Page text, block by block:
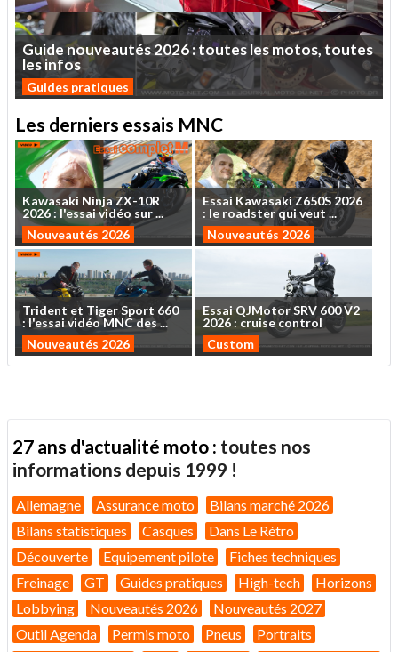
Guidenouveautés2026:touteslesmotos,toutes
lesinfos
Guides pratiques
Les derniers essais MNC
Kawasaki NinjaZX-10R
2026: l'essaividéo sur...
Nouveautés 2026
Essai KawasakiZ650S 2026
: le roadsterquiveut ...
Nouveautés 2026
Trident et TigerSport 660
: l'essaividéoMNCdes...
Nouveautés 2026
EssaiQJMotorSRV 600V2
2026 : cruise control
Custom
27 ans d'actualité moto : toutes nos
informations depuis 1999 !
Allemagne Assurance moto
Bilans marché 2026
Bilans statistiques
Casques
Dans Le Rétro
Découverte
Equipement pilote
Fiches techniques
Freinage
GT Guides pratiques High-tech
Horizons
Lobbying
Nouveautés 2026
Nouveautés 2027
Outil Agenda
Permis moto Pneus
Portraits